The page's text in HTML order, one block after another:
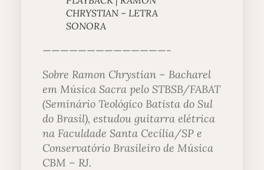
CHRYSTIAN – LETRA
SONORA
——————————————-
Sobre Ramon Chrystian – Bacharel
em Música Sacra pelo STBSB/FABAT
(Seminário Teológico Batista do Sul
do Brasil), estudou guitarra elétrica
na Faculdade Santa Cecília/SP e
Conservatório Brasileiro de Música
CBM – RJ.